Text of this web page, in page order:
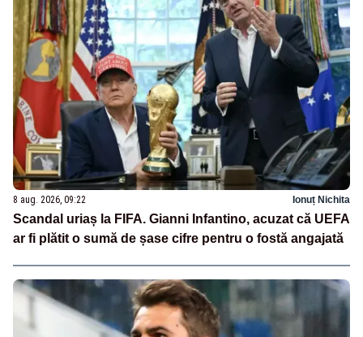
8 aug. 2026, 09:22 Ionuț Nichita
Scandal uriaș la FIFA. Gianni Infantino, acuzat că UEFA
ar fi plătit o sumă de șase cifre pentru o fostă angajată